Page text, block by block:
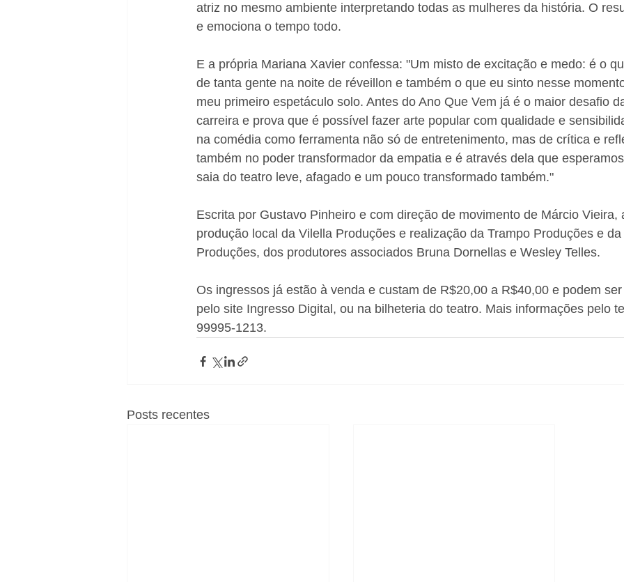
atriz no mesmo ambiente interpretando todas as mulheres da história. O
e emociona o tempo todo.
E a própria Mariana Xavier confessa: "Um misto de excitação e medo: é o
de tanta gente na noite de réveillon e também o que eu sinto nesse
meu primeiro espetáculo solo. Antes do Ano Que Vem já é o maior desafio
carreira e prova que é possível fazer arte popular com qualidade e
na comédia como ferramenta não só de entretenimento, mas de crítica e
também no poder transformador da empatia e é através dela que
saia do teatro leve, afagado e um pouco transformado também."
Escrita por Gustavo Pinheiro e com direção de movimento de Márcio Vieira,
produção local da Vilella Produções e realização da Trampo Produções e da
Produções, dos produtores associados Bruna Dornellas e Wesley Telles.
Os ingressos já estão à venda e custam de R$20,00 a R$40,00 e podem
pelo site Ingresso Digital, ou na bilheteria do teatro. Mais informações pelo
99995-1213.
Posts recentes